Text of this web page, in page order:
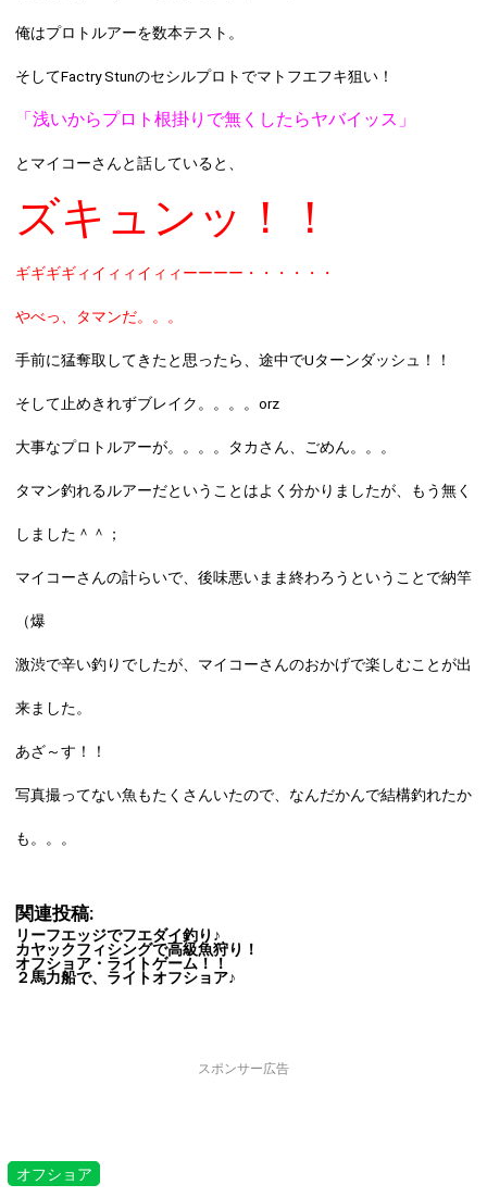
俺はプロトルアーを数本テスト。
そしてFactry Stunのセシルプロトでマトフエフキ狙い！
「浅いからプロト根掛りで無くしたらヤバイッス」
とマイコーさんと話していると、
ズキュンッ！！
ギギギギィイィィイィィーーーー・・・・・・
やべっ、タマンだ。。。
手前に猛奪取してきたと思ったら、途中でUターンダッシュ！！
そして止めきれずブレイク。。。。orz
大事なプロトルアーが。。。。タカさん、ごめん。。。
タマン釣れるルアーだということはよく分かりましたが、もう無く
しました＾＾；
マイコーさんの計らいで、後味悪いまま終わろうということで納竿
（爆
激渋で辛い釣りでしたが、マイコーさんのおかげで楽しむことが出
来ました。
あざ～す！！
写真撮ってない魚もたくさんいたので、なんだかんで結構釣れたか
も。。。
関連投稿:
リーフエッジでフエダイ釣り♪
カヤックフィシングで高級魚狩り！
オフショア・ライトゲーム！！
２馬力船で、ライトオフショア♪
スポンサー広告
オフショア